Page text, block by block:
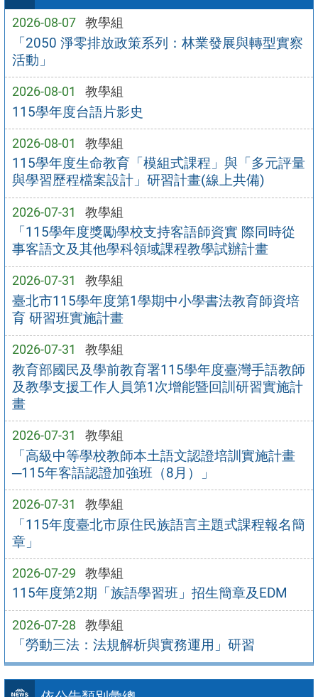
2026-08-07 教學組
「2050 淨零排放政策系列：林業發展與轉型實察
活動」
2026-08-01 教學組
115學年度台語片影史
2026-08-01 教學組
115學年度生命教育「模組式課程」與「多元評量
與學習歷程檔案設計」研習計畫(線上共備)
2026-07-31 教學組
「115學年度獎勵學校支持客語師資實 際同時從
事客語文及其他學科領域課程教學試辦計畫
2026-07-31 教學組
臺北市115學年度第1學期中小學書法教育師資培
育 研習班實施計畫
2026-07-31 教學組
教育部國民及學前教育署115學年度臺灣手語教師
及教學支援工作人員第1次增能暨回訓研習實施計
畫
2026-07-31 教學組
「高級中等學校教師本土語文認證培訓實施計畫
─115年客語認證加強班（8月）」
2026-07-31 教學組
「115年度臺北市原住民族語言主題式課程報名簡
章」
2026-07-29 教學組
115年度第2期「族語學習班」招生簡章及EDM
2026-07-28 教學組
「勞動三法：法規解析與實務運用」研習